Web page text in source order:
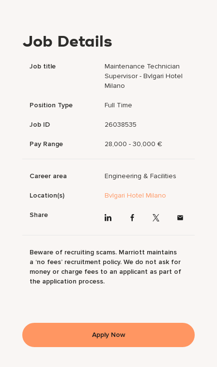
Job Details
Job title
Maintenance Technician
Supervisor - Bvlgari Hotel
Milano
Position Type Full Time
Job ID 26038535
Pay Range 28,000 - 30,000 €
Career area Engineering & Facilities
Location(s) Bvlgari Hotel Milano
Share
Beware of recruiting scams. Marriott maintains
a ‘no fees’ recruitment policy. We do not ask for
money or charge fees to an applicant as part of
the application process.
Apply Now